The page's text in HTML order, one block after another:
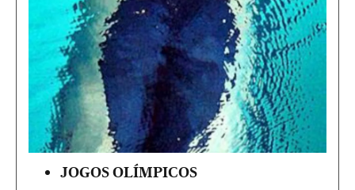
JOGOS OLÍMPICOS